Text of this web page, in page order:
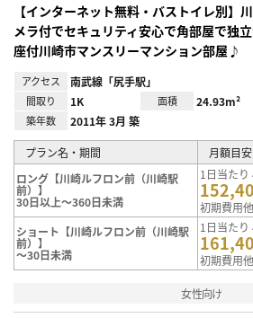
【インターネット無料・バストイレ別】
メラ付でセキュリティ安心で角部屋で独
座付川崎市マンスリーマンション部屋♪
アクセス 南武線「尻手駅」
間取り 1K 面積 24.93m²
築年数 2011年 3月 築
プラン名・期間
月額目安
ロング【川崎ルフロン前（川崎駅
前）】
30日以上～360日未満
1日当た
初期費用
ショート【川崎ルフロン前（川崎駅
前）】
～30日未満
1日当た
初期費用
女性向け